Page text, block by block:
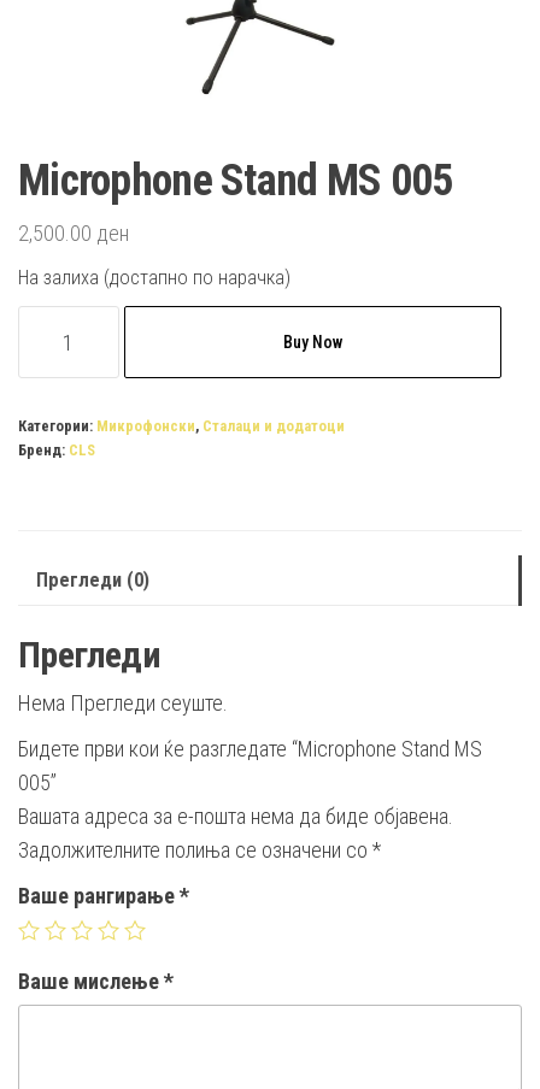
Microphone Stand MS 005
2,500.00 ден
На залиха (достапно по нарачка)
Stand
005
quantity
Buy Now
Категории: Микрофонски, Сталаци и додатоци
Бренд: CLS
Прегледи (0)
Прегледи
Нема Прегледи сеуште.
Бидете први кои ќе разгледате “Microphone Stand MS
005”
Вашата адреса за е-пошта нема да биде објавена.
Задолжителните полиња се означени со *
Ваше рангирање*
Ваше мислење*